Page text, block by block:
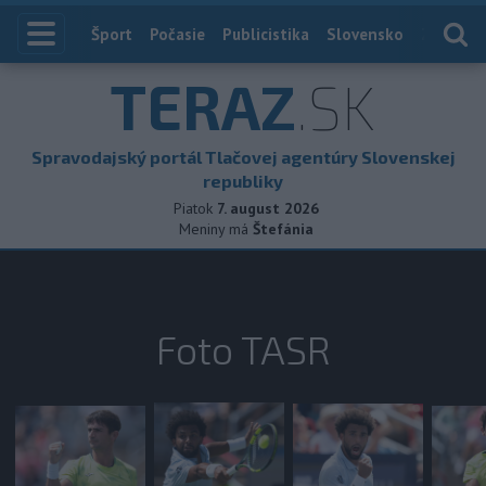
Index
Šport Počasie Publicistika Slovensko
TERAZ.SK
Spravodajský portál Tlačovej agentúry Slovenskej
republiky
Piatok 7. august 2026
Meniny má Štefánia
Foto TASR